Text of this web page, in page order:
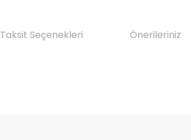
Taksit Seçenekleri Önerileriniz